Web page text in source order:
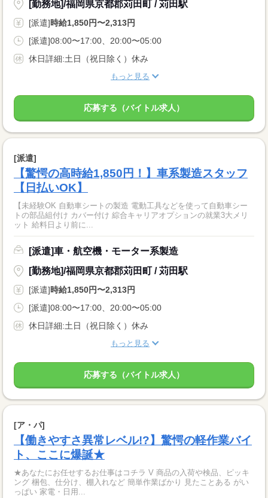
[勤務地]/福岡県京都郡苅田町 / 苅田駅
[派遣]時給1,850円〜2,313円
[派遣]08:00〜17:00、20:00〜05:00
休日詳細:土日（祝日除く）休み
もっと見る
応募する（バイトル求人）
[派遣]
【驚愕の高時給1,850円！】車系製造スタッフ
【日払いOK】
【未経験OK 自動車シートの製造 電動工具などを使って自動車シー
トの部品組付け カバー付け 綜合キャリアオプションの就業3大メリ
ット 給料日より前に...
[派遣]車・航空機・モーター系製造
[勤務地]/福岡県京都郡苅田町 / 苅田駅
[派遣]時給1,850円〜2,313円
[派遣]08:00〜17:00、20:00〜05:00
休日詳細:土日（祝日除く）休み
もっと見る
応募する（バイトル求人）
[ア・パ]
【働きやすさ異常レベル!?】驚愕の軽作業バイ
ト、ここに爆誕★
★あなたにお任せするお仕事はコチラ V 商品の入荷や検品、ピッキ
ング 梱包、仕分け、棚入れなど 簡単作業ばかり 見たことある がい
っぱい 家電・日用...